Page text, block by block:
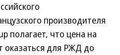
производителя
полагает, что цена на
для РЖД до